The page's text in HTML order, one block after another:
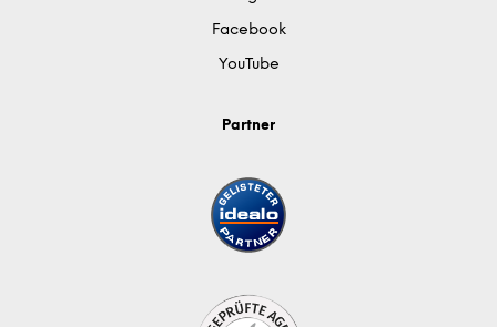
Facebook
YouTube
Partner